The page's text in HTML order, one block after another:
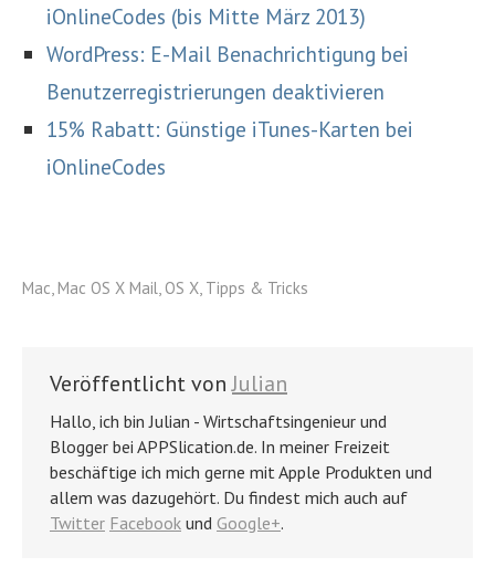
iOnlineCodes (bis Mitte März 2013)
WordPress: E-Mail Benachrichtigung bei
Benutzerregistrierungen deaktivieren
15% Rabatt: Günstige iTunes-Karten bei
iOnlineCodes
Mac, Mac OS X Mail, OS X, Tipps & Tricks
Veröffentlicht vonJulian
Hallo, ich bin Julian - Wirtschaftsingenieur und
Blogger bei APPSlication.de. In meiner Freizeit
beschäftige ich mich gerne mit Apple Produkten und
allem was dazugehört. Du findest mich auch auf
Twitter Facebook und Google+.